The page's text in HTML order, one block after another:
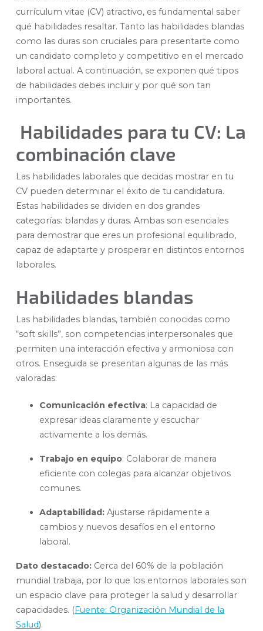
currículum vitae (CV) atractivo, es fundamental saber
qué habilidades resaltar. Tanto las habilidades blandas
como las duras son cruciales para presentarte como
un candidato completo y competitivo en el mercado
laboral actual. A continuación, se exponen qué tipos
de habilidades debes incluir y por qué son tan
importantes.
Habilidades para tu CV: La
combinación clave
Las habilidades laborales que decidas mostrar en tu
CV pueden determinar el éxito de tu candidatura.
Estas habilidades se dividen en dos grandes
categorías: blandas y duras. Ambas son esenciales
para demostrar que eres un profesional equilibrado,
capaz de adaptarte y prosperar en distintos entornos
laborales.
Habilidades blandas
Las habilidades blandas, también conocidas como
“soft skills”, son competencias interpersonales que
permiten una interacción efectiva y armoniosa con
otros. Enseguida se presentan algunas de las más
valoradas:
Comunicación efectiva: La capacidad de
expresar ideas claramente y escuchar
activamente a los demás.
Trabajo en equipo: Colaborar de manera
eficiente con colegas para alcanzar objetivos
comunes.
Adaptabilidad: Ajustarse rápidamente a
cambios y nuevos desafíos en el entorno
laboral.
Dato destacado: Cerca del 60% de la población
mundial trabaja, por lo que los entornos laborales son
un espacio clave para proteger la salud y desarrollar
capacidades. (Fuente: Organización Mundial de la
Salud).